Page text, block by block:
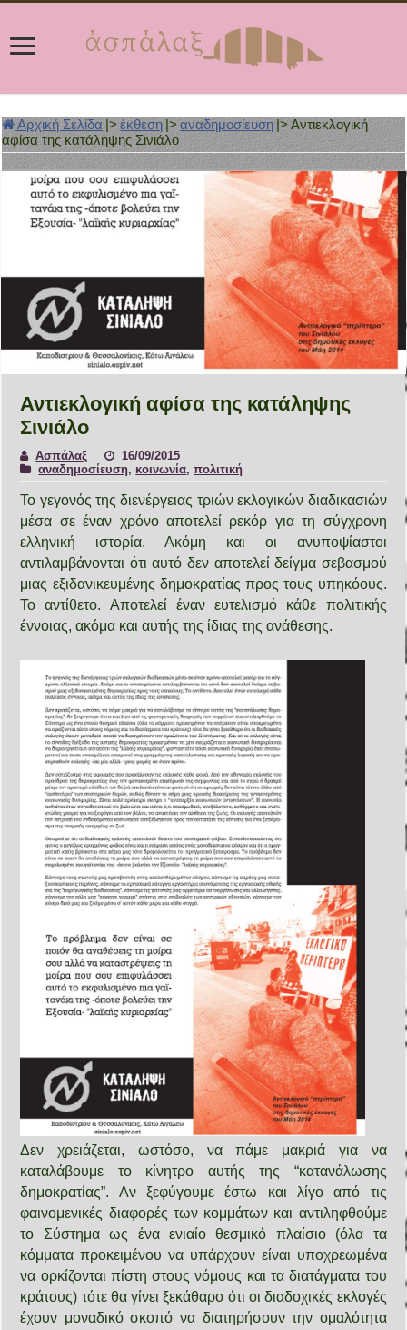
Αρχική Σελίδα |> έκθεση |> αναδημοσίευση |>Αντιεκλογική
αφίσα της κατάληψης Σινιάλο
Αντιεκλογική αφίσα της κατάληψης
Σινιάλο
Ασπάλαξ
16/09/2015
αναδημοσίευση, κοινωνία,πολιτική
Το γεγονός της διενέργειας τριών εκλογικών διαδικασιών
μέσα σε έναν χρόνο αποτελεί ρεκόρ για τη σύγχρονη
ελληνική ιστορία. Ακόμη και οι ανυποψίαστοι
αντιλαμβάνονται ότι αυτό δεν αποτελεί δείγμα σεβασμού
μιας εξιδανικευμένης δημοκρατίας προς τους υπηκόους.
Το αντίθετο. Αποτελεί έναν ευτελισμό κάθε πολιτικής
έννοιας, ακόμα και αυτής της ίδιας της ανάθεσης.
Δεν χρειάζεται, ωστόσο, να πάμε μακριά για να
καταλάβουμε το κίνητρο αυτής της “κατανάλωσης
δημοκρατίας”. Αν ξεφύγουμε έστω και λίγο από τις
φαινομενικές διαφορές των κομμάτων και αντιληφθούμε
το Σύστημα ως ένα ενιαίο θεσμικό πλαίσιο (όλα τα
κόμματα προκειμένου να υπάρχουν είναι υποχρεωμένα
να ορκίζονται πίστη στους νόμους και τα διατάγματα του
κράτους) τότε θα γίνει ξεκάθαρο ότι οι διαδοχικές εκλογές
έχουν μοναδικό σκοπό να διατηρήσουν την ομαλότητα